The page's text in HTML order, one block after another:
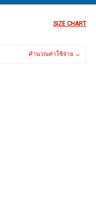
SIZE CHART
คำนวณค่าใช้จ่าย